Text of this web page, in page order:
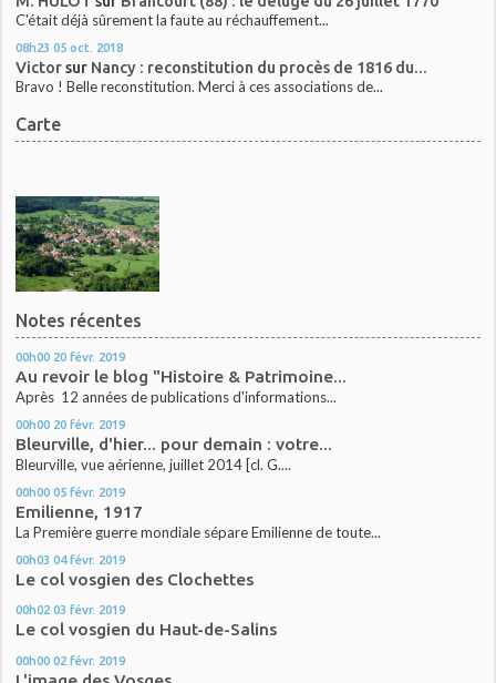
C'était déjà sûrement la faute au réchauffement...
08h23 05 oct. 2018
Victorsur Nancy : reconstitution du procès de 1816 du...
Bravo ! Belle reconstitution. Merci à ces associations de...
Carte
Notes récentes
00h00 20 févr. 2019
Au revoir le blog "Histoire & Patrimoine...
Après 12 années de publications d'informations...
00h00 20 févr. 2019
Bleurville, d'hier... pour demain : votre...
Bleurville, vue aérienne, juillet 2014 [cl. G....
00h00 05 févr. 2019
Emilienne, 1917
La Première guerre mondiale sépare Emilienne de toute...
00h03 04 févr. 2019
Le col vosgien des Clochettes
00h02 03 févr. 2019
Le col vosgien du Haut-de-Salins
00h00 02 févr. 2019